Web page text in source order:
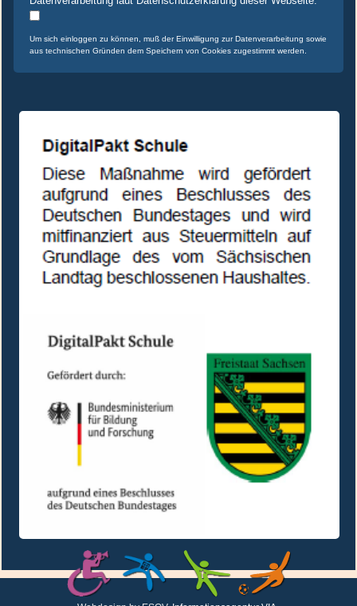
Um sich einloggen zu können, muß der Einwilligung zur Datenverarbeitung sowie
aus technischen Gründen dem Speichern von Cookies zugestimmt werden.